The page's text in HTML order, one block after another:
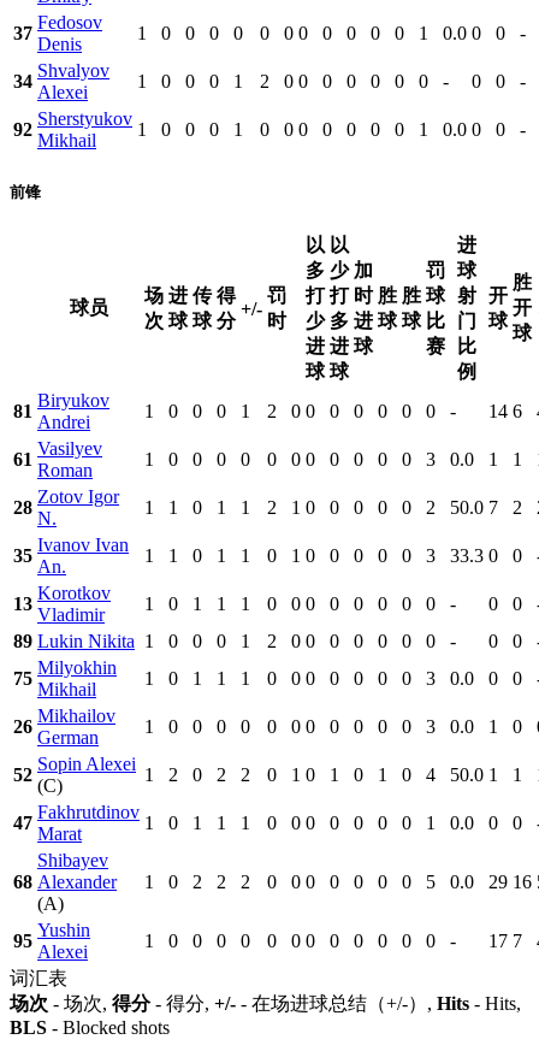
37
Fedosov
Denis
1 0 0 0 0 0 0 0 0 0 0 0 1 0.0 0 0 -
34
Shvalyov
Alexei
1 0 0 0 1 2 0 0 0 0 0 0 0 - 0 0 -
92
Sherstyukov
Mikhail
1 0 0 0 1 0 0 0 0 0 0 0 1 0.0 0 0 -
前锋
球员
场
次
进
球
传
球
得
分
+/-
罚
时
以
多
打
少
进
球
以
少
打
多
进
球
加
时
进
球
胜
球
胜
球
罚
球
比
赛
进
球
射
门
比
例
开
球
胜
开
球
81
Biryukov
Andrei
1 0 0 0 1 2 0 0 0 0 0 0 0 - 14 6
61
Vasilyev
Roman
1 0 0 0 0 0 0 0 0 0 0 0 3 0.0 1 1
28
Zotov Igor
N.
1 1 0 1 1 2 1 0 0 0 0 0 2 50.0 7 2
35
Ivanov Ivan
An.
1 1 0 1 1 0 1 0 0 0 0 0 3 33.3 0 0
13
Korotkov
Vladimir
1 0 1 1 1 0 0 0 0 0 0 0 0 - 0 0
89 Lukin Nikita 1 0 0 0 1 2 0 0 0 0 0 0 0 - 0 0
75
Milyokhin
Mikhail
1 0 1 1 1 0 0 0 0 0 0 0 3 0.0 0 0
26
Mikhailov
German
1 0 0 0 0 0 0 0 0 0 0 0 3 0.0 1 0
52
Sopin Alexei
(C)
1 2 0 2 2 0 1 0 1 0 1 0 4 50.0 1 1
47
Fakhrutdinov
Marat
1 0 1 1 1 0 0 0 0 0 0 0 1 0.0 0 0
68
Shibayev
Alexander
(A)
1 0 2 2 2 0 0 0 0 0 0 0 5 0.0 29 16
95
Yushin
Alexei
1 0 0 0 0 0 0 0 0 0 0 0 0 - 17 7
词汇表
场次 - 场次, 得分- 得分, +/- - 在场进球总结（+/-）, Hits - Hits,
BLS - Blocked shots